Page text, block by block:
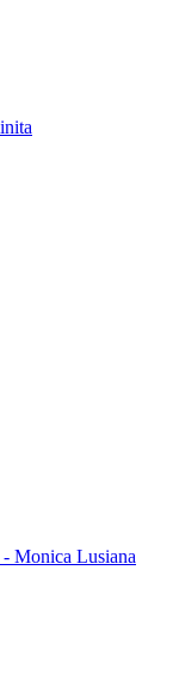
Monica Lusiana